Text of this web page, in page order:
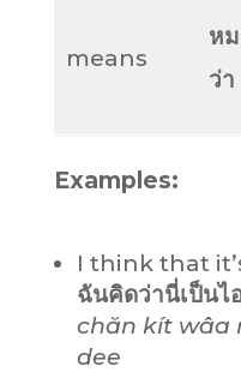
means
ห
ว่า
Examples:
I think that
ฉันคิดว่านี่เป็นไ
chăn kít wâa
dee